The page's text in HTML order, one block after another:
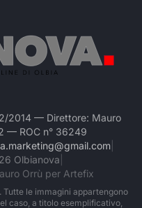
2014 — Direttore: Mauro
— ROC n° 36249
Olbianova
Orrù per Artefix
le immagini appartengono
caso, a titolo esemplificativo,